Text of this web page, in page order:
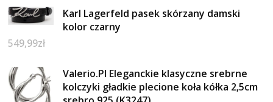
Karl Lagerfeld pasek skórzany damski
kolor czarny
549,99zł
Valerio.Pl Eleganckie klasyczne srebrne
kolczyki gładkie plecione koła kółka 2,5cm